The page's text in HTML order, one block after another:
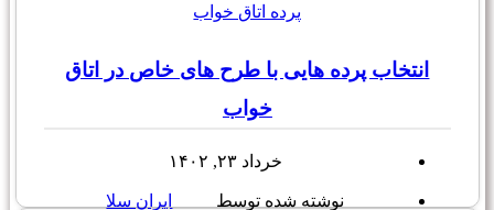
پرده اتاق خواب
انتخاب پرده هایی با طرح های خاص در اتاق
خواب
خرداد ۲۳, ۱۴۰۲
نوشته شده توسط
ایران سلا